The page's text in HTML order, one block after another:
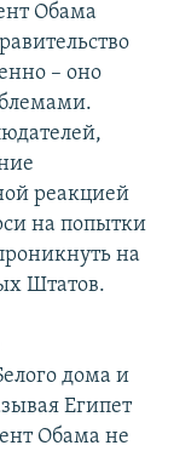
Обама
– оно
реакцией
на попытки
на
Штатов.
дома и
Египет
Обама не